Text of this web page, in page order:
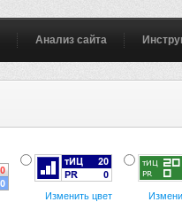
Анализ сайта
Изменить цвет